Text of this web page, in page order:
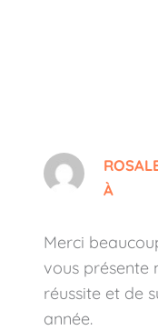
À
Merci
vous présente
réussite et de
année.